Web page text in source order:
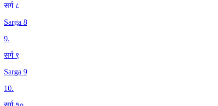
सर्ग ८
Sarga 8
9.
सर्ग ९
Sarga 9
10.